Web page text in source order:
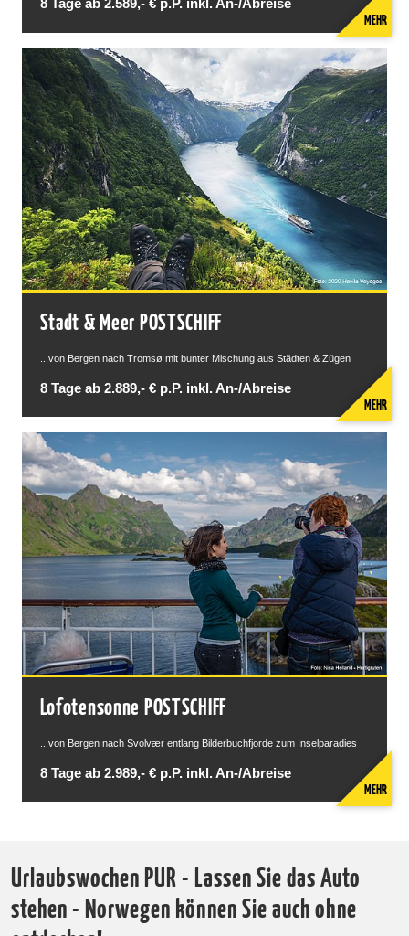
8 Tage ab 2.589,- € p.P. inkl. An-/Abreise
MEHR
Stadt & Meer POSTSCHIFF
...von Bergen nach Tromsø mit bunter Mischung aus Städten & Zügen
8 Tage ab 2.889,- € p.P. inkl. An-/Abreise
MEHR
Lofotensonne POSTSCHIFF
...von Bergen nach Svolvær entlang Bilderbuchfjorde zum Inselparadies
8 Tage ab 2.989,- € p.P. inkl. An-/Abreise
MEHR
Urlaubswochen PUR - Lassen Sie das Auto
stehen - Norwegen können Sie auch ohne